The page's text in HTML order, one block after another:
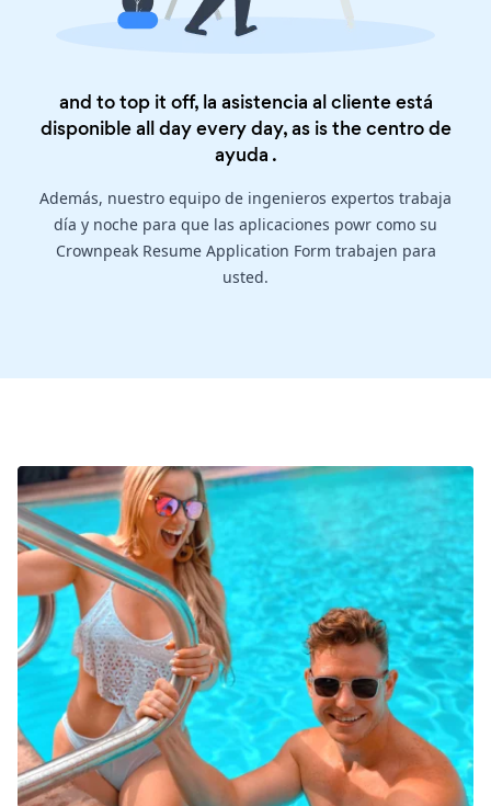
and to top it off, la asistencia al cliente está
disponible all day every day, as is thecentro de
ayuda .
Además, nuestro equipo de ingenieros expertos trabaja
día y noche para que las aplicaciones powr como su
Crownpeak Resume Application Form trabajen para
usted.